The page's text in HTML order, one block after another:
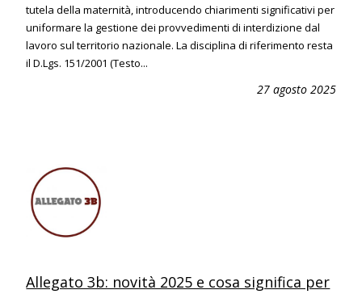
tutela della maternità, introducendo chiarimenti significativi per
uniformare la gestione dei provvedimenti di interdizione dal
lavoro sul territorio nazionale. La disciplina di riferimento resta
il D.Lgs. 151/2001 (Testo...
27 agosto 2025
Allegato 3b: novità 2025 e cosa significa per